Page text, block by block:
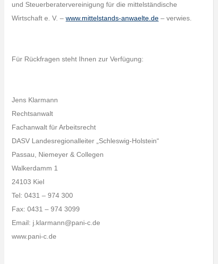
und Steuerberatervereinigung für die mittelständische
Wirtschaft e. V. – www.mittelstands-anwaelte.de– verwies.
Für Rückfragen steht Ihnen zur Verfügung:
Jens Klarmann
Rechtsanwalt
Fachanwalt für Arbeitsrecht
DASV Landesregionalleiter „Schleswig-Holstein“
Passau, Niemeyer & Collegen
Walkerdamm 1
24103 Kiel
Tel: 0431 – 974 300
Fax: 0431 – 974 3099
Email: j.klarmann@pani-c.de
www.pani-c.de